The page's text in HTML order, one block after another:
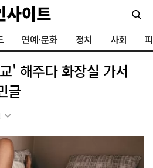
연예·문화 정치 사회
' 해주다 화장실 가서
글